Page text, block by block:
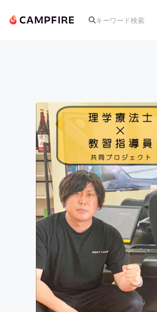
アート・写真
テクノロジー・ガ
映像・映画
ビジネス・起業
まちづくり・地域